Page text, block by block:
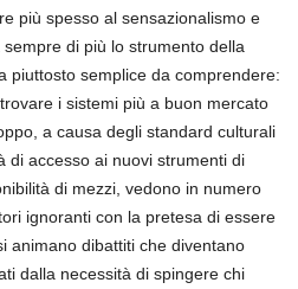
più spesso al sensazionalismo e
di più lo strumento della
piuttosto semplice da comprendere:
i sistemi più a buon mercato
a causa degli standard culturali
di accesso ai nuovi strumenti di
di mezzi, vedono in numero
ignoranti con la pretesa di essere
animano dibattiti che diventano
dalla necessità di spingere chi